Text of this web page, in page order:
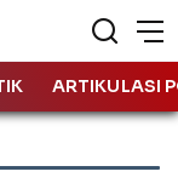
ARTIKULASI